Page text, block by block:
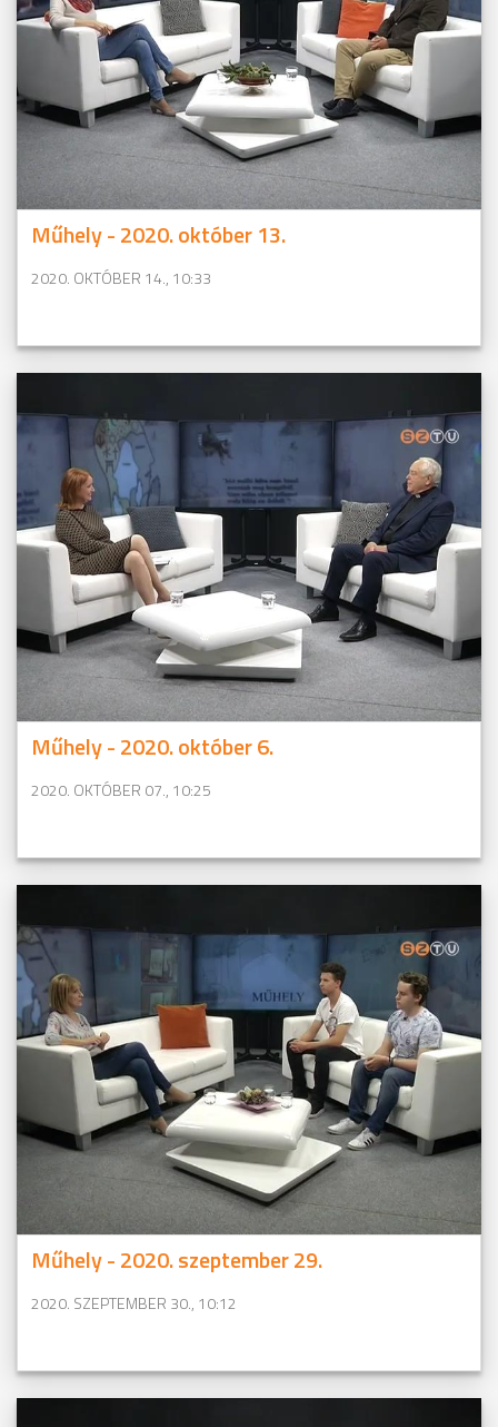
Műhely - 2020. október 13.
2020. OKTÓBER 14., 10:33
Műhely - 2020. október 6.
2020. OKTÓBER 07., 10:25
Műhely - 2020. szeptember 29.
2020. SZEPTEMBER 30., 10:12